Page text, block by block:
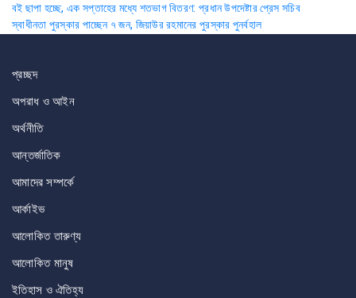
Post
navigation
বই ছাপা হচ্ছে, এক সপ্তাহের মধ্যে শতভাগ বিতরণ: প্রধান উপদেষ্টার প্রেস সচিব
স্বাধীনতা পুরস্কার পাচ্ছেন ৭ জন, জিয়াউর রহমানের পুরস্কার পুনর্বহাল
প্রচ্ছদ
অপরাধ ও আইন
অর্থনীতি
আন্তর্জাতিক
আমাদের সম্পর্কে
আর্কাইভ
আলোকিত তারুণ্য
আলোকিত মানুষ
ইতিহাস ও ঐতিহ্য